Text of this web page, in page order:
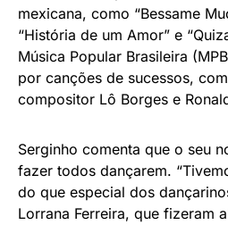
mexicana, como “Bessame
“História de um Amor” e
Música Popular Brasileira
por canções de sucessos,
compositor Lô Borges e
Serginho comenta que o seu
fazer todos dançarem.
do que especial dos
Lorrana Ferreira, que fizeram